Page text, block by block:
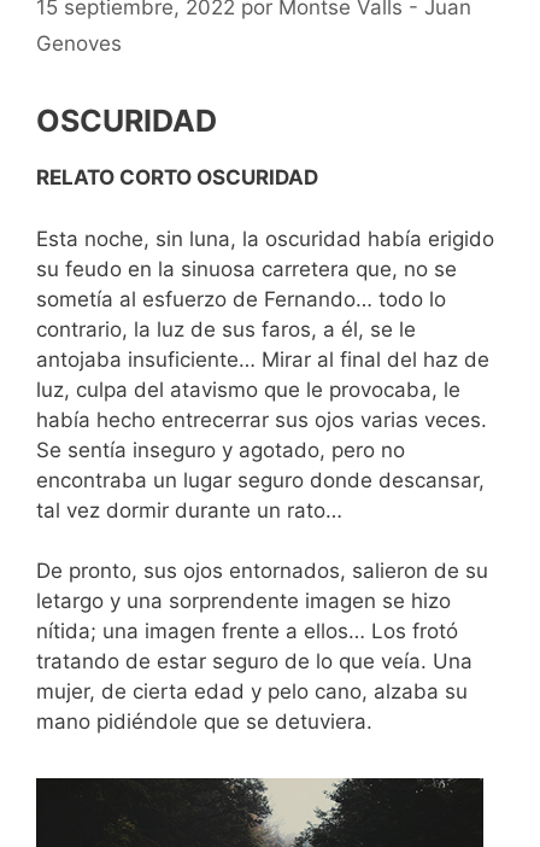
15 septiembre, 2022 por Montse Valls - Juan
Genoves
OSCURIDAD
RELATO CORTO OSCURIDAD
Esta noche, sin luna, la oscuridad había erigido
su feudo en la sinuosa carretera que, no se
sometía al esfuerzo de Fernando… todo lo
contrario, la luz de sus faros, a él, se le
antojaba insuficiente… Mirar al final del haz de
luz, culpa del atavismo que le provocaba, le
había hecho entrecerrar sus ojos varias veces.
Se sentía inseguro y agotado, pero no
encontraba un lugar seguro donde descansar,
tal vez dormir durante un rato…
De pronto, sus ojos entornados, salieron de su
letargo y una sorprendente imagen se hizo
nítida; una imagen frente a ellos… Los frotó
tratando de estar seguro de lo que veía. Una
mujer, de cierta edad y pelo cano, alzaba su
mano pidiéndole que se detuviera.